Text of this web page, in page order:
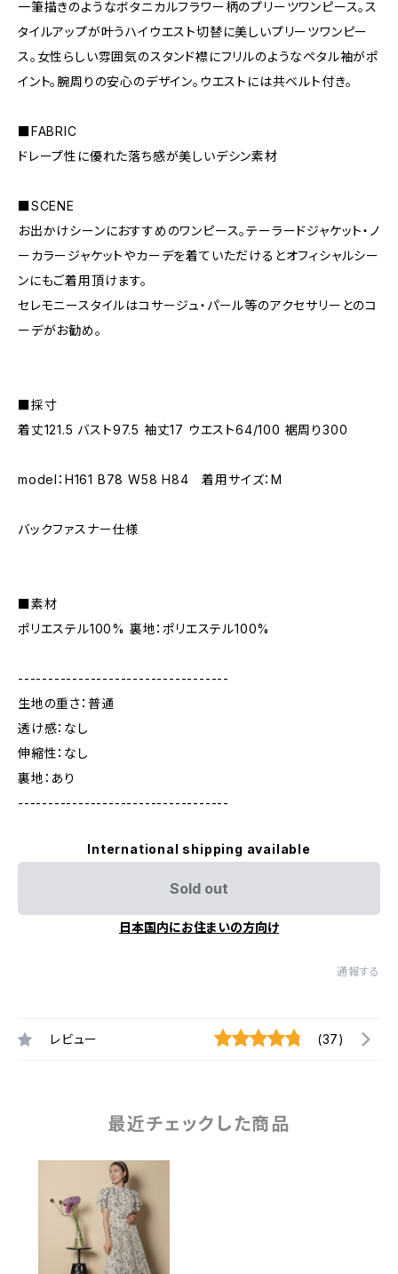
一筆描きのようなボタニカルフラワー柄のプリーツワンピース。ス
タイルアップが叶うハイウエスト切替に美しいプリーツワンピー
ス。女性らしい雰囲気のスタンド襟にフリルのようなペタル袖がポ
イント。腕周りの安心のデザイン。ウエストには共ベルト付き。
■FABRIC
ドレープ性に優れた落ち感が美しいデシン素材
■SCENE
お出かけシーンにおすすめのワンピース。テーラードジャケット・ノ
ーカラージャケットやカーデを着ていただけるとオフィシャルシー
ンにもご着用頂けます。
セレモニースタイルはコサージュ・パール等のアクセサリーとのコ
ーデがお勧め。
■採寸
着丈121.5 バスト97.5 袖丈17 ウエスト64/100 裾周り300
model：H161 B78 W58 H84 着用サイズ：M
バックファスナー仕様
■素材
ポリエステル100% 裏地：ポリエステル100%
-----------------------------------
生地の重さ：普通
透け感：なし
伸縮性：なし
裏地：あり
-----------------------------------
International shipping available
Sold out
日本国内にお住まいの方向け
通報する
レビュー (37)
最近チェックした商品